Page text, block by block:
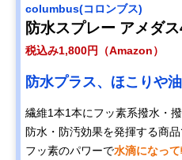
columbus(コロンブス)
防水スプレー アメダ
税込み1,800円（Amazon）
防水プラス、ほこりや
繊維1本1本にフッ素系撥水・
防水・防汚効果を発揮する商
フッ素のパワーで水滴になっ